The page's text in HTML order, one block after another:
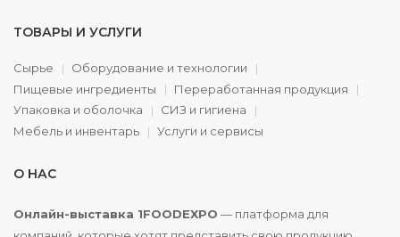
ТОВАРЫ И УСЛУГИ
Сырье
Оборудование и технологии
Пищевые ингредиенты
Переработанная продукция
Упаковка и оболочка
СИЗ и гигиена
Мебель и инвентарь
Услуги и сервисы
О НАС
Онлайн-выставка 1FOODEXPO — платформа для